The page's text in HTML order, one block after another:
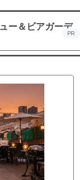
ー＆ビアガーデ
PR